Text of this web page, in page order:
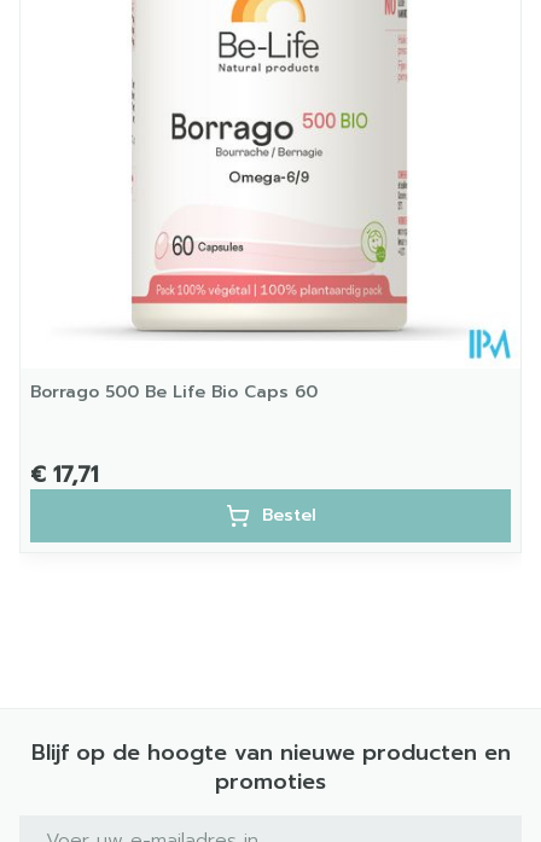
Dieetbeperkingen
Glutenvrij, Lactosevrij,
Vegan
Kamertemperatuur (15°C
- 25°C)
Borrago 500 Be Life Bio Caps 60
€ 17,71
Bestel
Blijf op de hoogte van nieuwe producten en
promoties
E-mail adres